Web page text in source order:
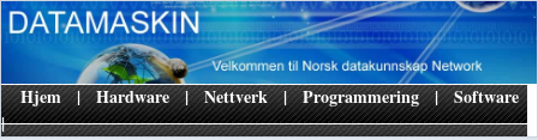
|
Hjem | Hardware | Nettverk | Programmering | Software